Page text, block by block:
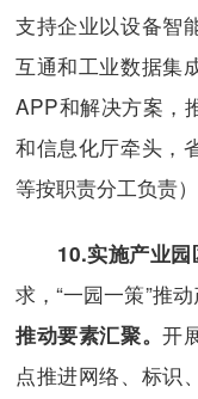
支持企业以设备智
互通和工业数据集
APP和解决方案，
和信息化厅牵头，
等按职责分工负责）
10.实施产业
求，“一园一策”推
推动要素汇聚。开
点推进网络、标识